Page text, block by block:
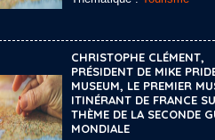
CHRISTOPHE CLÉMENT,
PRÉSIDENT DE MIKE
MUSEUM, LE PREMIER
ITINÉRANT DE FRANCE
THÈME DE LA SECONDE
MONDIALE